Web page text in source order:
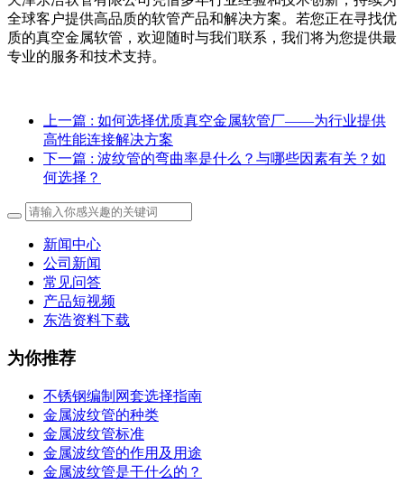
全球客户提供高品质的软管产品和解决方案。若您正在寻找优
质的真空金属软管，欢迎随时与我们联系，我们将为您提供最
专业的服务和技术支持。
上一篇 : 如何选择优质真空金属软管厂——为行业提供
高性能连接解决方案
下一篇 : 波纹管的弯曲率是什么？与哪些因素有关？如
何选择？
新闻中心
公司新闻
常见问答
产品短视频
东浩资料下载
为你推荐
不锈钢编制网套选择指南
金属波纹管的种类
金属波纹管标准
金属波纹管的作用及用途
金属波纹管是干什么的？